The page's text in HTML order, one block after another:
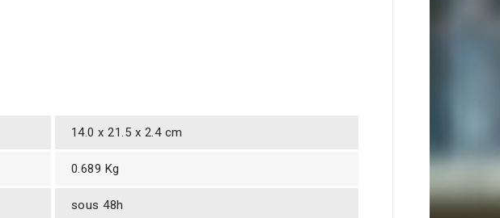
14.0 x 21.5 x 2.4 cm
0.689 Kg
sous 48h